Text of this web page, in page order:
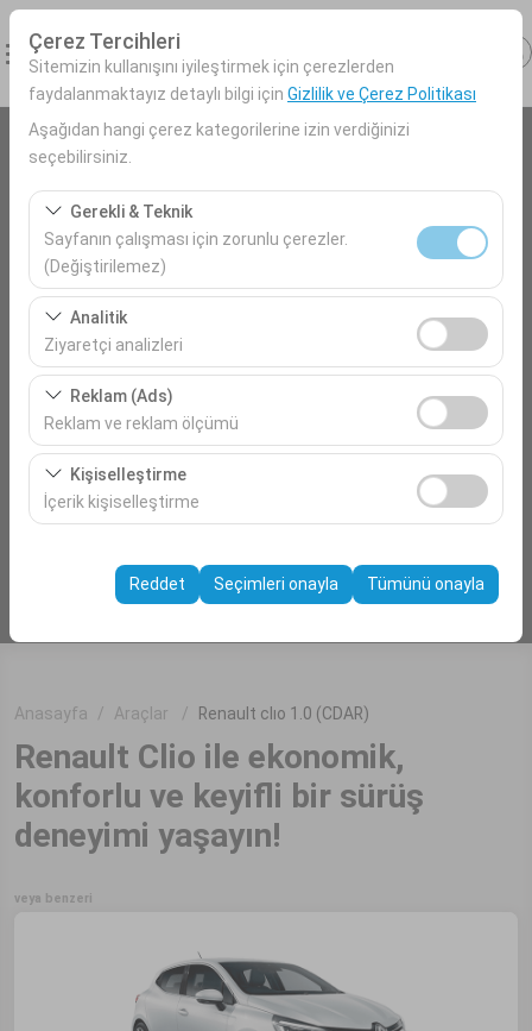
Çerez Tercihleri
Sitemizin kullanışını iyileştirmek için çerezlerden
faydalanmaktayız detaylı bilgi için Gizlilik ve Çerez Politikası
Aşağıdan hangi çerez kategorilerine izin verdiğinizi
seçebilirsiniz.
Gerekli & Teknik
Sayfanın çalışması için zorunlu çerezler.
(Değiştirilemez)
Bu çerezler sitenin doğru şekilde çalışması, güvenlik,
oturum yönetimi ve temel işlevler için gereklidir. Devre
dışı bırakılamaz.
Analitik
Ziyaretçi analizleri
Bu çerezler, sitemizin nasıl kullanıldığını (ziyaretçi sayısı,
en çok ziyaret edilen sayfalar, kullanıcı davranışları)
analiz etmemizi sağlar. Bu veriler, web sitesi
performansını ölçmek ve kullanıcı deneyimini sürekli
iyileştirmek için kullanılır.
Reklam (Ads)
Reklam ve reklam ölçümü
Bu çerezler, size ilgi alanlarınıza uygun kişiselleştirilmiş
reklamlar göstermemize ve reklam kampanyalarımızın
etkinliğini (gösterim sayısı, tıklama oranı) ölçmemize
Kişiselleştirme
İçerik kişiselleştirme
diğer yapılandırmalarınızı koruyarak, platformdaki
deneyiminizin tutarlılığını ve sürekliliğini sağlamak
Reddet Seçimleri onayla Tümünü onayla
Alış Lokasyonu
Antalya Havalimanı (AYT) Türkiye
Aracı farklı bir lokasyona bırakacağım
Alış Tarih & Saat
09:00
Bırakış Tarih & Saat
ARAÇ ARA
Anasayfa Araçlar Renault clıo 1.0 (CDAR)
Renault Clio ile ekonomik,
konforlu ve keyifli bir sürüş
deneyimi yaşayın!
veya benzeri